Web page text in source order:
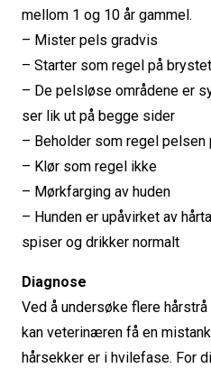
mellom 1 og 10 år gammel.
– Mister pels gradvis
– Starter som regel på
– De pelsløse områdene er
ser lik ut på begge sider
– Beholder som regel pelsen
– Klør som regel ikke
– Mørkfarging av huden
– Hunden er upåvirket av
spiser og drikker normalt
Diagnose
Ved å undersøke flere
kan veterinæren få en
hårsekker er i hvilefase. For